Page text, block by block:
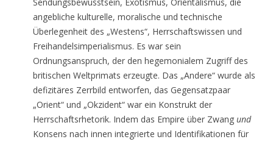
angebliche kulturelle, moralische und technische
Überlegenheit des „Westens“, Herrschaftswissen und
Freihandelsimperialismus. Es war sein
Ordnungsanspruch, der den hegemonialem Zugriff des
britischen Weltprimats erzeugte. Das „Andere“ wurde als
defizitäres Zerrbild entworfen, das Gegensatzpaar
„Orient“ und „Okzident“ war ein Konstrukt der
Herrschaftsrhetorik. Indem das Empire über Zwang und
Konsens nach innen integrierte und Identifikationen für